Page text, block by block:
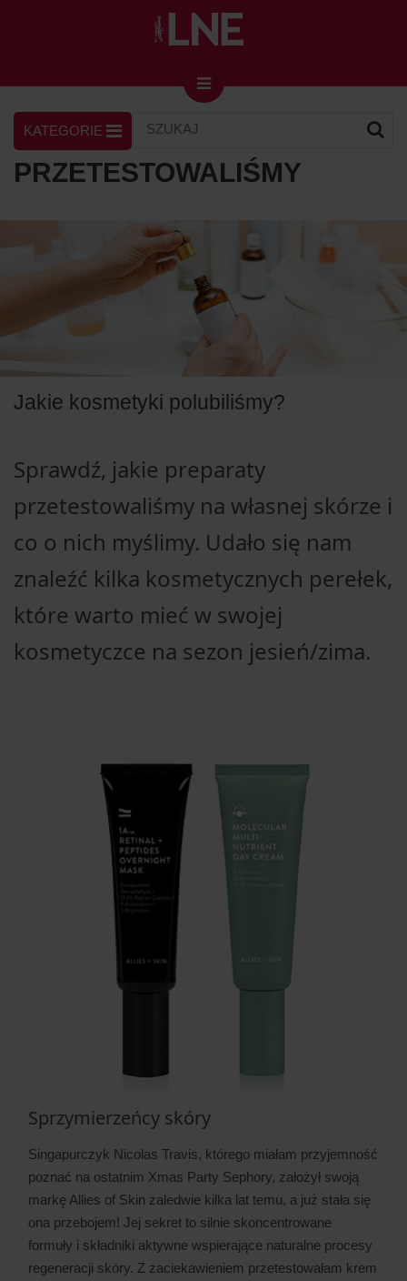
Skin Master w Warszawie
49. edycja w Krakowie
VIDEO
MAGAZYN
O NAS
KATEGORIE
PRZETESTOWALIŚMY
Jakie kosmetyki polubiliśmy?
Sprawdź, jakie preparaty
przetestowaliśmy na własnej skórze i
co o nich myślimy. Udało się nam
znaleźć kilka kosmetycznych perełek,
które warto mieć w swojej
kosmetyczce na sezon jesień/zima.
Sprzymierzeńcy skóry
Singapurczyk Nicolas Travis, którego miałam przyjemność
poznać na ostatnim Xmas Party Sephory, założył swoją
markę Allies of Skin zaledwie kilka lat temu, a już stała się
ona przebojem! Jej sekret to silnie skoncentrowane
formuły i składniki aktywne wspierające naturalne procesy
regeneracji skóry. Z zaciekawieniem przetestowałam krem